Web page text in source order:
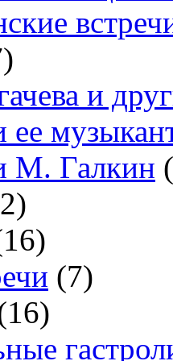
и
ее
М. Галкин
(7)